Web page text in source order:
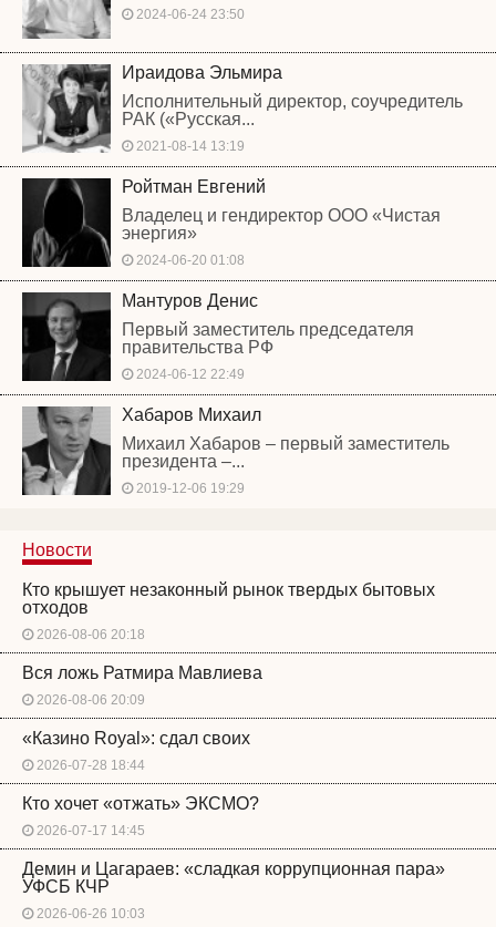
2024-06-24 23:50
Ираидова Эльмира
Исполнительный директор, соучредитель
РАК («Русская...
2021-08-14 13:19
Ройтман Евгений
Владелец и гендиректор ООО «Чистая
энергия»
2024-06-20 01:08
Мантуров Денис
Первый заместитель председателя
правительства РФ
2024-06-12 22:49
Хабаров Михаил
Михаил Хабаров – первый заместитель
президента –...
2019-12-06 19:29
Новости
Кто крышует незаконный рынок твердых бытовых
отходов
2026-08-06 20:18
Вся ложь Ратмира Мавлиева
2026-08-06 20:09
«Казино Royal»: сдал своих
2026-07-28 18:44
Кто хочет «отжать» ЭКСМО?
2026-07-17 14:45
Демин и Цагараев: «сладкая коррупционная пара»
УФСБ КЧР
2026-06-26 10:03